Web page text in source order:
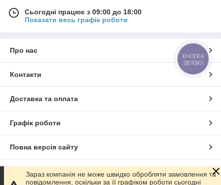
Сьогодні працює з 09:00 до 18:00
Показати весь графік роботи
Про нас
Контакти
Доставка та оплата
Графік роботи
Повна версія сайту
Сайт створено на маркетплейсіProm.ua
Зараз компанія не може швидко обробляти замовлення та
повідомлення, оскільки за її графіком роботи сьогодні
КНОПКА
ЗВ'ЯЗКУ